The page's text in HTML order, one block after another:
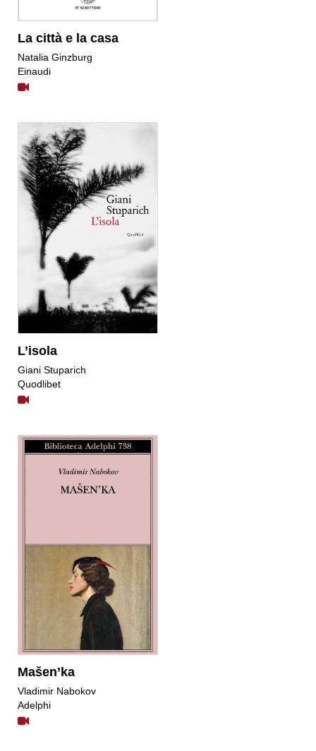
La città e la casa
Natalia Ginzburg
Einaudi
L’isola
Giani Stuparich
Quodlibet
Mašen’ka
Vladimir Nabokov
Adelphi